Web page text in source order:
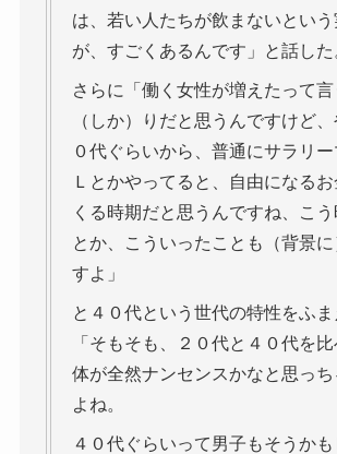
は、若い人たちが飲まないとい
が、すごくあるんです」と話した
さらに「働く女性が増えたって
（しか）りだと思うんですけど
０代ぐらいから、普通にサラリー
Ｌとかやってると、自由になる
くる時期だと思うんですね、こ
とか、こういったことも（背景
すよ」
と４０代という世代の特性をふま
「そもそも、２０代と４０代を
体が全然ナンセンスかなと思っ
よね。
４０代ぐらいって男子もそうか